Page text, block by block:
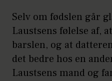
Selv om fødslen går
Laustsens følelse af,
barslen, og at
det bedre hos en
Laustsens mand og